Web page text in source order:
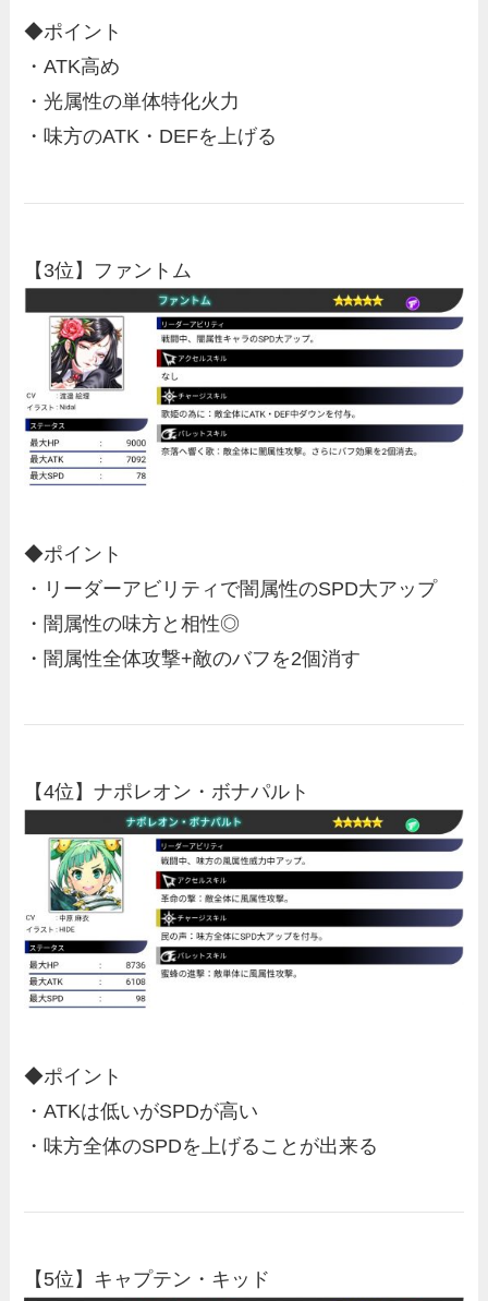
◆ポイント
・ATK高め
・光属性の単体特化火力
・味方のATK・DEFを上げる
【3位】ファントム
◆ポイント
・リーダーアビリティで闇属性のSPD大アップ
・闇属性の味方と相性◎
・闇属性全体攻撃+敵のバフを2個消す
【4位】ナポレオン・ボナパルト
◆ポイント
・ATKは低いがSPDが高い
・味方全体のSPDを上げることが出来る
【5位】キャプテン・キッド